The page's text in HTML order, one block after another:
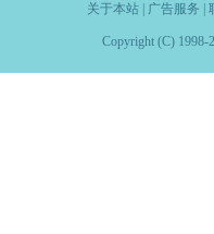
关于本站| 广告服务
Copyright (C) 1998-